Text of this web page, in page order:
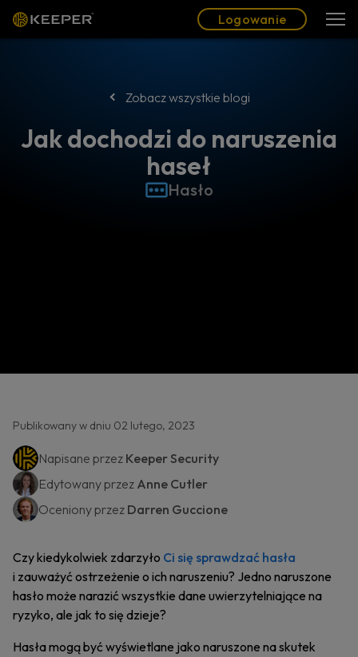
Logowanie
Zobacz wszystkie blogi
Jak dochodzi do naruszenia
haseł
Hasło
Publikowany w dniu 02 lutego, 2023
Napisane przez Keeper Security
Edytowany przez Anne Cutler
Oceniony przez Darren Guccione
Czy kiedykolwiek zdarzyło Ci się sprawdzać hasła
i zauważyć ostrzeżenie o ich naruszeniu? Jedno naruszone
hasło może narazić wszystkie dane uwierzytelniające na
ryzyko, ale jak to się dzieje?
Hasła mogą być wyświetlane jako naruszone na skutek